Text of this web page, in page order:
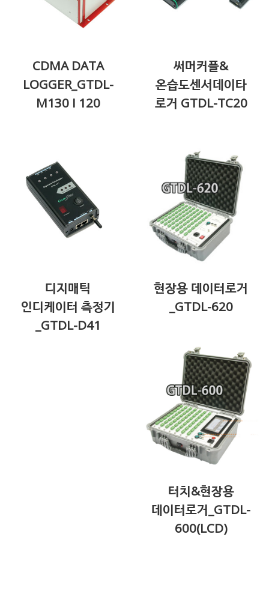
CDMA DATA
LOGGER_GTDL-
M130 I 120
써머커플&
온습도센서데이타
로거 GTDL-TC20
디지매틱
인디케이터 측정기
_GTDL-D41
현장용 데이터로거
_GTDL-620
터치&현장용
데이터로거_GTDL-
600(LCD)